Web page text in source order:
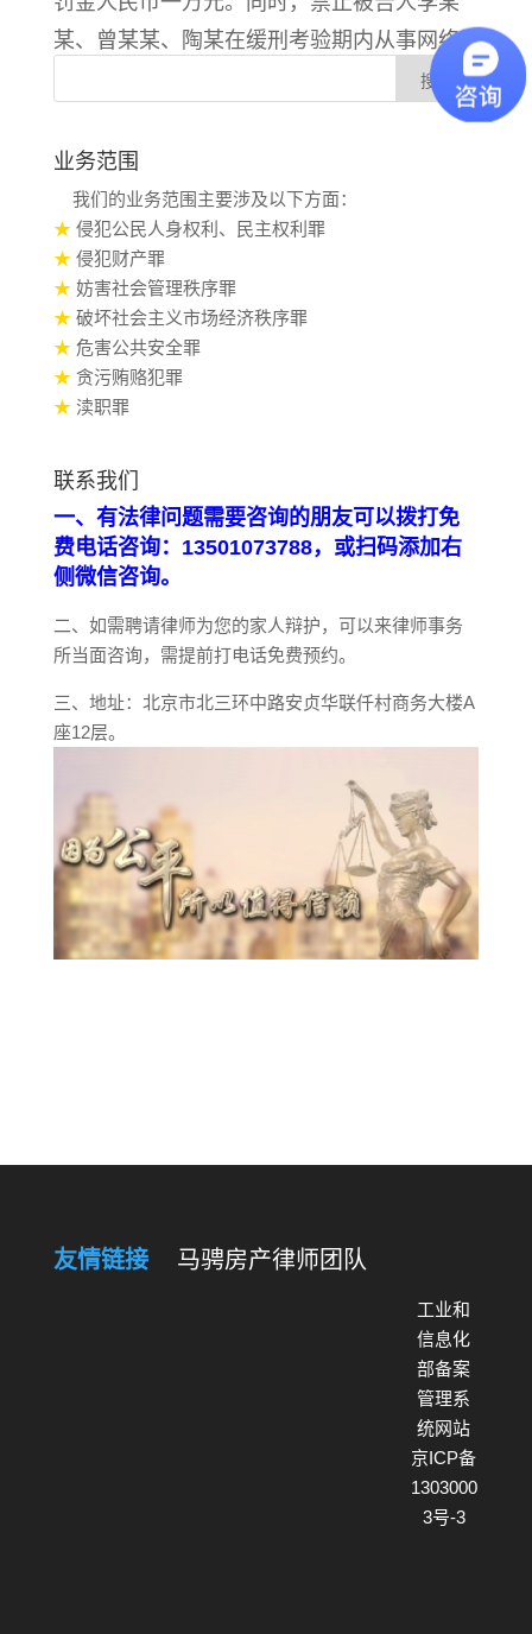
某、曾某某、陶某在缓刑考验期内从事网络
销售及相关活动。该判决已发生法律效力。
业务范围
我们的业务范围主要涉及以下方面：
★ 侵犯公民人身权利、民主权利罪
★ 侵犯财产罪
★ 妨害社会管理秩序罪
★ 破坏社会主义市场经济秩序罪
★ 危害公共安全罪
★ 贪污贿赂犯罪
★ 渎职罪
联系我们
一、有法律问题需要咨询的朋友可以拨打免
费电话咨询：13501073788，或扫码添加右
侧微信咨询。
二、如需聘请律师为您的家人辩护，可以来律师事务
所当面咨询，需提前打电话免费预约。
三、地址：北京市北三环中路安贞华联仟村商务大楼A
座12层。
友情链接 马骋房产律师团队
工业和
信息化
部备案
管理系
统网站
京ICP备
1303000
3号-3